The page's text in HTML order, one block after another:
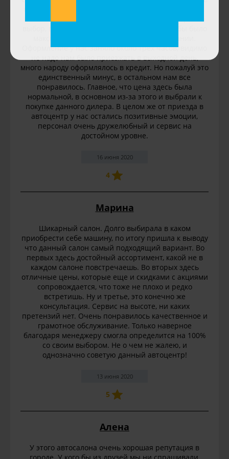
Оформление у нас заняло около трех часов, видимо
не надо нам было приезжать в выходной день,
много народу оформлялось в кредит. Но пожалуй это
единственный минус, в остальном нам все
понравилось. Главное, что цена здесь была
нормальной, в основном из-за этого и выбрали к
покупке данного дилера. В целом же от приезда в
автоцентр у нас остались позитивные эмоции,
персонал очень дружелюбный и сервис на
достойном уровне.
16 июня 2020
4
Марина
Шикарный салон. Долго выбирала в каком
приобрести себе машину, по итогу пришла к выводу
что данный салон самый подходящий вариант. Во
первых здесь достойный ассортимент, какой не в
каждом салоне повстречаешь. Во вторых здесь
отличные цены, которые еще и скидками с акциями
сопровождается, что тоже не плохо и редко
встретишь. Ну и третье, это конечно же
консультация. Сервис на высоте, ни каких
претензий нет. Очень понравилось качественное и
грамотное обслуживание. Только наверное
благодаря менеджеру смогла определится на 100%
со своим выбором. Не о чем не жалею, и
однозначно советую данный автоцентр!
13 июня 2020
5
Алена
У этого автосалона очень хорошая репутация в